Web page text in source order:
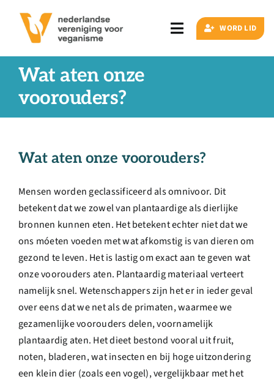
inhoud
Toggle
Navigation
Zoeken
naar:
Veganisme
Artikelen
Doe ook mee
Over ons
Ondernemer
Contact
WORD LID
Wat aten onze
voorouders?
Wat aten onze voorouders?
Mensen worden geclassificeerd als omnivoor. Dit
betekent dat we zowel van plantaardige als dierlijke
bronnen kunnen eten. Het betekent echter niet dat we
ons móeten voeden met wat afkomstig is van dieren om
gezond te leven. Het is lastig om exact aan te geven wat
onze voorouders aten. Plantaardig materiaal verteert
namelijk snel. Wetenschappers zijn het er in ieder geval
over eens dat we net als de primaten, waarmee we
gezamenlijke voorouders delen, voornamelijk
plantaardig aten. Het dieet bestond vooral uit fruit,
noten, bladeren, wat insecten en bij hoge uitzondering
een klein dier (zoals een vogel), vergelijkbaar met het